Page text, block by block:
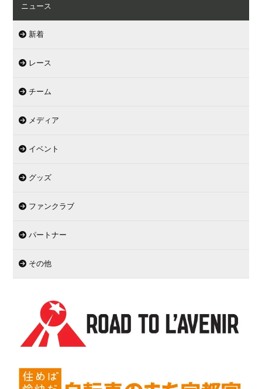
ニュース
新着
レース
チーム
メディア
イベント
グッズ
ファンクラブ
パートナー
その他